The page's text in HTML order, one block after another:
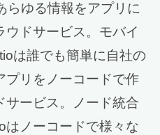
らゆる情報をアプリに
ウドサービス。モバイ
は誰でも簡単に自社の
プリをノーコードで作
サービス。ノード統合
はノーコードで様々な